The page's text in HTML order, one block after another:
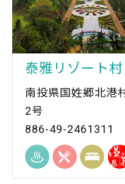
泰雅リゾート村
南投県国姓郷北港
2号
886-49-2461311